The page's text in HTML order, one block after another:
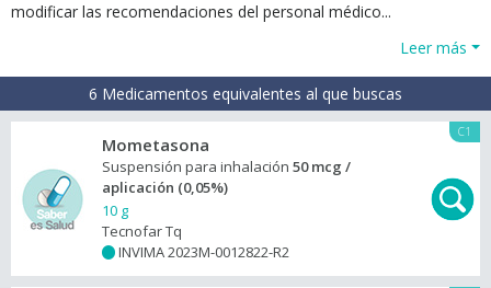
modificar las recomendaciones del personal médico...
Leer más
6 Medicamentos equivalentes al que buscas
C1
Mometasona
Suspensión para inhalación 50 mcg /
aplicación (0,05%)
10 g
Tecnofar Tq
INVIMA 2023M-0012822-R2